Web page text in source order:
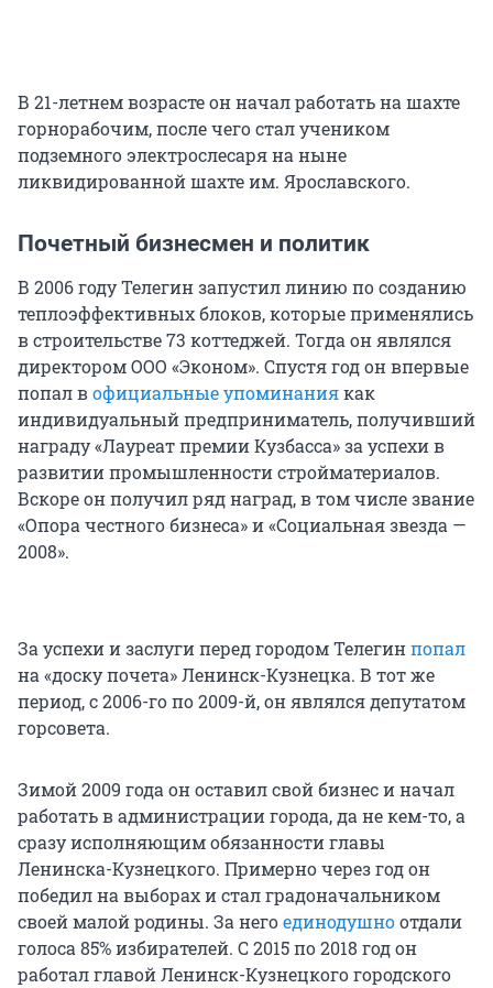
В 21-летнем возрасте он начал работать на шахте
горнорабочим, после чего стал учеником
подземного электрослесаря на ныне
ликвидированной шахте им. Ярославского.
Почетный бизнесмен и политик
В 2006 году Телегин запустил линию по созданию
теплоэффективных блоков, которые применялись
в строительстве 73 коттеджей. Тогда он являлся
директором ООО «Эконом». Спустя год он впервые
попал вофициальные упоминаниякак
индивидуальный предприниматель, получивший
награду «Лауреат премии Кузбасса» за успехи в
развитии промышленности стройматериалов.
Вскоре он получил ряд наград, в том числе звание
«Опора честного бизнеса» и «Социальная звезда —
2008».
За успехи и заслуги перед городом Телегинпопал
на «доску почета» Ленинск-Кузнецка. В тот же
период, с 2006-го по 2009-й, он являлся депутатом
горсовета.
Зимой 2009 года он оставил свой бизнес и начал
работать в администрации города, да не кем-то, а
сразу исполняющим обязанности главы
Ленинска-Кузнецкого. Примерно через год он
победил на выборах и стал градоначальником
своей малой родины. За негоединодушноотдали
голоса 85% избирателей. С 2015 по 2018 год он
работал главой Ленинск-Кузнецкого городского